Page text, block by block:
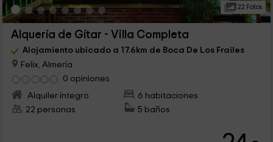
22 Fotos
Alquería de Gítar - Villa Completa
Alojamiento ubicado a 17.6km de Boca De Los Frailes
Felix, Almería
0 opiniones
Alquiler íntegro
6 habitaciones
22 personas
5 baños